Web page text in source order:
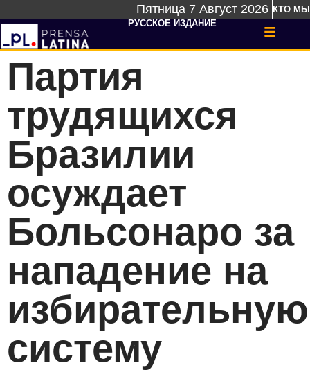
Пятница 7 Август 2026 КТО МЫ
РУССКОЕ ИЗДАНИЕ
Партия
трудящихся
Бразилии
осуждает
Больсонаро за
нападение на
избирательную
систему